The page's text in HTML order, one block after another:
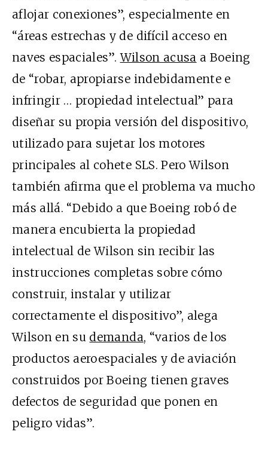
aflojar conexiones”, especialmente en
“áreas estrechas y de difícil acceso en
naves espaciales”.Wilson acusa a Boeing
de “robar, apropiarse indebidamente e
infringir … propiedad intelectual” para
diseñar su propia versión del dispositivo,
utilizado para sujetar los motores
principales al cohete SLS. Pero Wilson
también afirma que el problema va mucho
más allá. “Debido a que Boeing robó de
manera encubierta la propiedad
intelectual de Wilson sin recibir las
instrucciones completas sobre cómo
construir, instalar y utilizar
correctamente el dispositivo”, alega
Wilson en su demanda, “varios de los
productos aeroespaciales y de aviación
construidos por Boeing tienen graves
defectos de seguridad que ponen en
peligro vidas”.